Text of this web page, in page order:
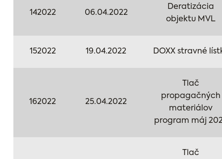
142022 06.04.2022
Deratizácia
objektu MVL
152022 19.04.2022 DOXX stravné
162022 25.04.2022
Tlač
propagačných
materiálov
program máj
Tlač